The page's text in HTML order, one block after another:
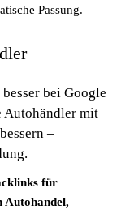
Passung.
bei Google
Autohändler mit
–
für
Autohandel,